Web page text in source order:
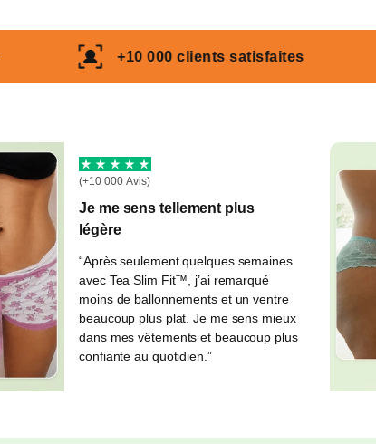
000 clients satisfaites
(+10 000 Avis)
Je me sens tellement plus
légère
“Après seulement quelques semaines
avec Tea Slim Fit™, j’ai remarqué
moins de ballonnements et un ventre
beaucoup plus plat. Je me sens mieux
dans mes vêtements et beaucoup plus
confiante au quotidien.”